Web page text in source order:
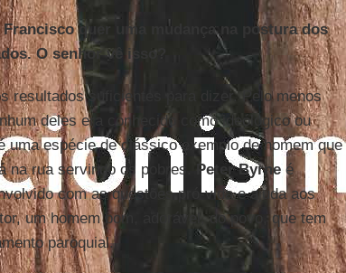
quer uma mudança na postura dos
O senhor vê isso?
resultados suficientes para dizer. Pelo menos
deles era conhecido como ideólogico ou
uma espécie de clássico exemplo de homem que
na rua servindo os pobres.
Peter Byrneé
com as questões pró-vida e ajuda aos
um homem bom, adorável, do povo, que tem
paroquial.